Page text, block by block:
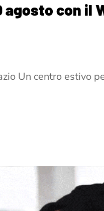
con il
Un centro estivo